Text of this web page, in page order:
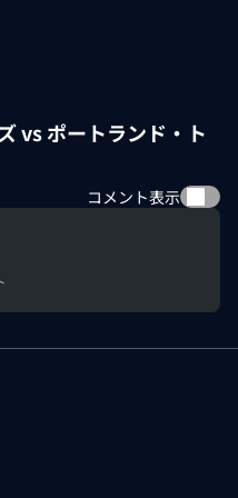
vs ポートランド・ト
コメント表示